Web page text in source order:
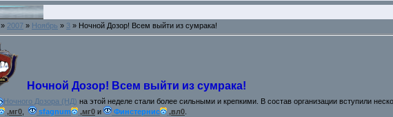
» 2007 » Ноябрь » 3 » Ночной Дозор! Всем выйти из сумрака!
Ночной Дозор! Всем выйти из сумрака!
Ночного Дозора (НД) на этой неделе стали более сильными и крепкими. В состав организации вступили
,мг0 sfagnum ,мг0 и Финстернис ,вл0